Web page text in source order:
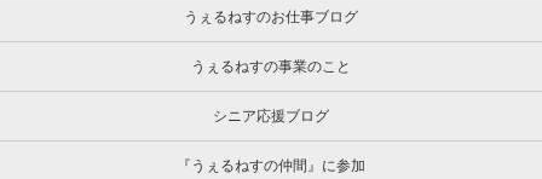
うぇるねすのお仕事ブログ
うぇるねすの事業のこと
シニア応援ブログ
『うぇるねすの仲間』に参加